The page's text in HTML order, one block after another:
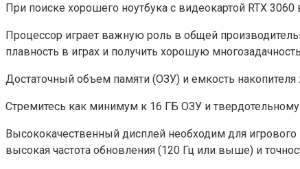
При поиске хорошего ноутбука с видеокартой RTX
Процессор играет важную роль в общей
плавность в играх и получить хорошую
Достаточный объем памяти (ОЗУ) и емкость
Стремитесь как минимум к 16 ГБ ОЗУ и
Высококачественный дисплей необходим для
высокая частота обновления (120 Гц или выше) и